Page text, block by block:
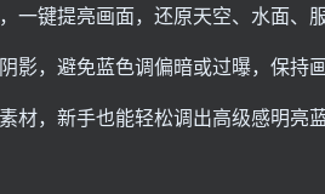
一键提亮画面，还原天空、水面、
影，避免蓝色调偏暗或过曝，保持
材，新手也能轻松调出高级感明亮蓝